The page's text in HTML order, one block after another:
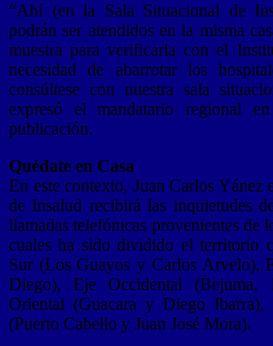
“Ahí (en la Sala Situacional de
podrán ser atendidos en la misma
muestra para verificarla con el
necesidad de abarrotar los
consúltese con nuestra sala
expresó el mandatario regional
publicación.
Quédate en Casa
En este contexto, Juan Carlos Yánez
de Insalud recibirá las inquietudes
llamadas telefónicas provenientes de
cuales ha sido dividido el territorio
Sur (Los Guayos y Carlos Arvelo),
Diego), Eje Occidental
Oriental (Guacara y Diego
(Puerto Cabello y Juan José Mora).